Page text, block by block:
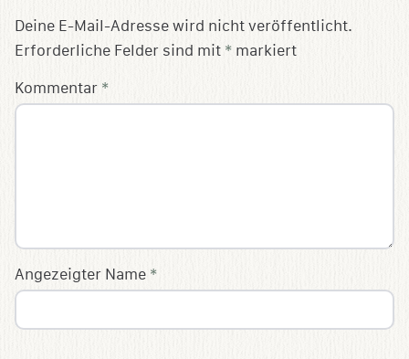
Deine E-Mail-Adresse wird nicht veröffentlicht.
Erforderliche Felder sind mit * markiert
Kommentar *
Angezeigter Name *